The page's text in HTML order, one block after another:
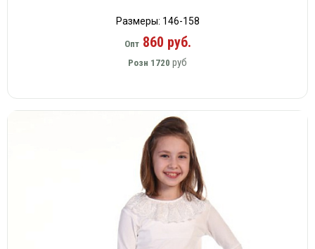
Размеры: 146-158
Опт860 руб.
Розн 1720 руб